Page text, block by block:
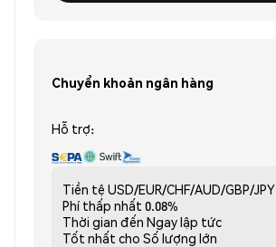
Chuyển khoản ngân hàng
Hỗ trợ:
Tiền tệ USD/EUR/CHF/AUD/GBP/JPY
Phí thấp nhất 0.08%
Thời gian đến Ngay lập tức
Tốt nhất cho Số lượng lớn